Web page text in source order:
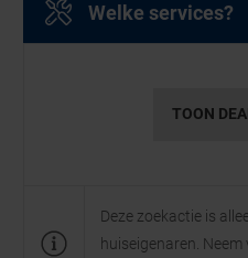
Welke services?
DienstenTOON
Deze zoekactie is
huiseigenaren.